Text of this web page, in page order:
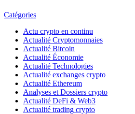
Catégories
Actu crypto en continu
Actualité Cryptomonnaies
Actualité Bitcoin
Actualité Économie
Actualité Technologies
Actualité exchanges crypto
Actualité Ethereum
Analyses et Dossiers crypto
Actualité DeFi & Web3
Actualité trading crypto